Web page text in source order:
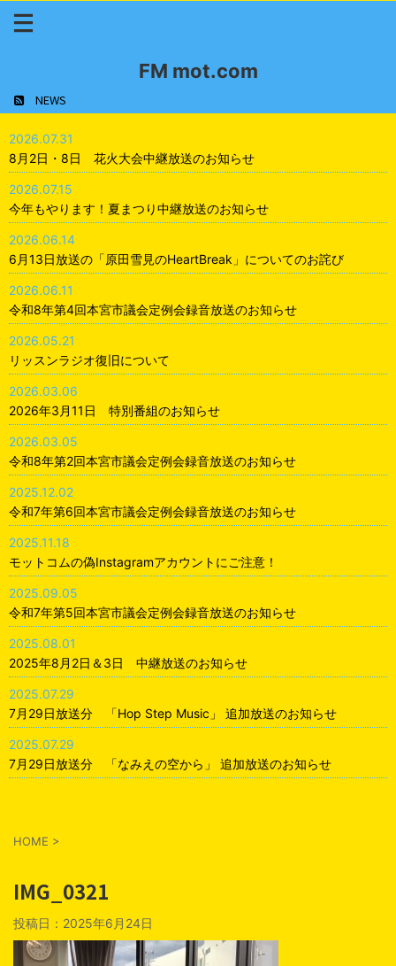
FM mot.com
NEWS
2026.07.31
8月2日・8日 花火大会中継放送のお知らせ
2026.07.15
今年もやります！夏まつり中継放送のお知らせ
2026.06.14
6月13日放送の「原田雪見のHeartBreak」についてのお詫び
2026.06.11
令和8年第4回本宮市議会定例会録音放送のお知らせ
2026.05.21
リッスンラジオ復旧について
2026.03.06
2026年3月11日 特別番組のお知らせ
2026.03.05
令和8年第2回本宮市議会定例会録音放送のお知らせ
2025.12.02
令和7年第6回本宮市議会定例会録音放送のお知らせ
2025.11.18
モットコムの偽Instagramアカウントにご注意！
2025.09.05
令和7年第5回本宮市議会定例会録音放送のお知らせ
2025.08.01
2025年8月2日＆3日 中継放送のお知らせ
2025.07.29
7月29日放送分 「Hop Step Music」 追加放送のお知らせ
2025.07.29
7月29日放送分 「なみえの空から」 追加放送のお知らせ
HOME >
IMG_0321
投稿日： 2025年6月24日